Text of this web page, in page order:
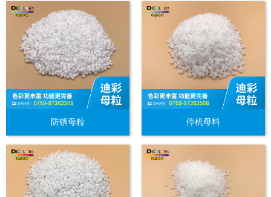
防锈母粒 停机母料